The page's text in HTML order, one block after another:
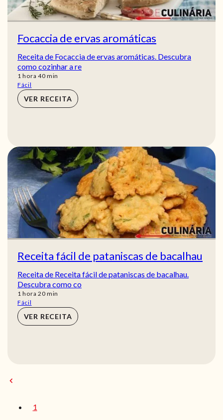
Focaccia de ervas aromáticas
Receita de Focaccia de ervas aromáticas. Descubra
como cozinhar a re
1 hora
hora 40min
min
Fácil
VER RECEITA
Receita fácil de pataniscas de bacalhau
Receita de Receita fácil de pataniscas de bacalhau.
Descubra como co
1 hora
hora 20min
min
Fácil
VER RECEITA
1